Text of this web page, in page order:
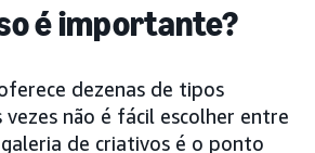
é importante?
dezenas de tipos
vezes não é fácil escolher entre
galeria de criativos é o ponto